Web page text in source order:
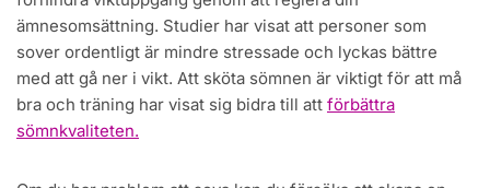
ämnesomsättning. Studier har visat att personer som
sover ordentligt är mindre stressade och lyckas bättre
med att gå ner i vikt. Att sköta sömnen är viktigt för att må
bra och träning har visat sig bidra till att förbättra
sömnkvaliteten.